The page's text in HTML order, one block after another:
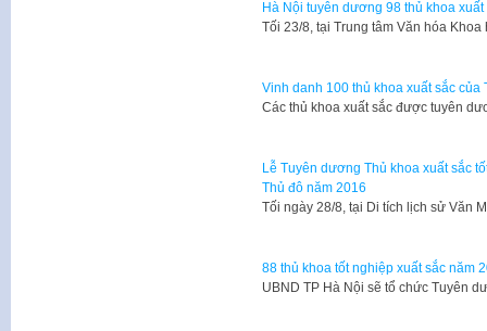
Hà Nội tuyên dương 98 thủ khoa
​Tối 23/8, tại Trung tâm Văn hóa
Vinh danh 100 thủ khoa xuất sắc của
Các thủ khoa xuất sắc được tuyên
Lễ Tuyên dương Thủ khoa xuất sắc
Thủ đô năm 2016
Tối ngày 28/8, tại Di tích lịch sử Văn
88 thủ khoa tốt nghiệp xuất sắc năm
UBND TP Hà Nội sẽ tổ chức Tuyên